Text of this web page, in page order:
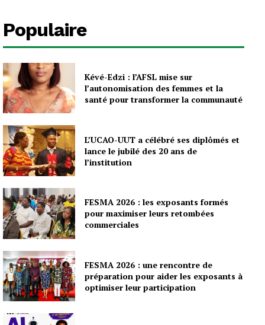
Populaire
Kévé-Edzi : l’AFSL mise sur
l’autonomisation des femmes et la
santé pour transformer la communauté
L’UCAO-UUT a célébré ses diplômés et
lance le jubilé des 20 ans de
l’institution
FESMA 2026 : les exposants formés
pour maximiser leurs retombées
commerciales
FESMA 2026 : une rencontre de
préparation pour aider les exposants à
optimiser leur participation